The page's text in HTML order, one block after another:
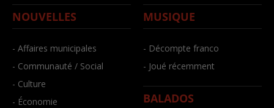
NOUVELLES
- Affaires municipales
- Communauté / Social
- Culture
- Économie
MUSIQUE
- Décompte franco
- Joué récemment
BALADOS